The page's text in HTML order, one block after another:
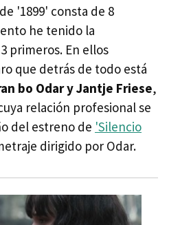
'1899' consta de 8
he tenido la
primeros. En ellos
que detrás de todo está
bo Odar y Jantje Friese,
relación profesional se
del estreno de 'Silencio
dirigido por Odar.